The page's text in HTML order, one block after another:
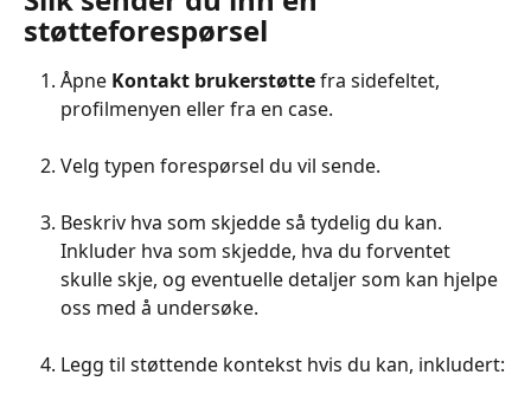
støtteforespørsel
Åpne Kontakt brukerstøtte fra sidefeltet,
profilmenyen eller fra en case.
Velg typen forespørsel du vil sende.
Beskriv hva som skjedde så tydelig du kan.
Inkluder hva som skjedde, hva du forventet
skulle skje, og eventuelle detaljer som kan hjelpe
oss med å undersøke.
Legg til støttende kontekst hvis du kan, inkludert: